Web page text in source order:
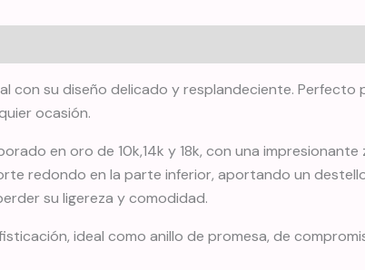
con su diseño delicado y resplandeciente.
ocasión.
en oro de 10k,14k y 18k, con una
redondo en la parte inferior, aportando un
su ligereza y comodidad.
ideal como anillo de promesa, de